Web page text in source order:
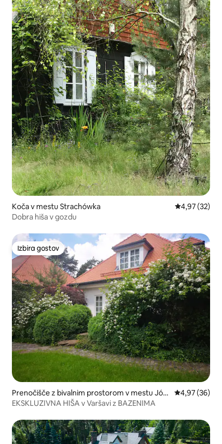
Koča v mestu Strachówka Povprečna
4,97 (32)
Dobra hiša v gozdu
Izbira gostov
Izbira gostov
Prenočišče z bivalnim prostorom v mestu Józ
efów
Povprečna
4,97 (36)
EKSKLUZIVNA HIŠA v Varšavi z BAZENIMA